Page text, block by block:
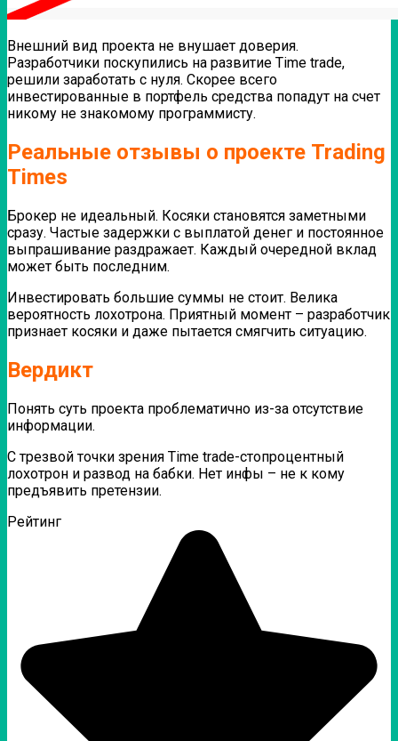
Внешний вид проекта не внушает доверия.
Разработчики поскупились на развитие Time trade,
решили заработать с нуля. Скорее всего
инвестированные в портфель средства попадут на счет
никому не знакомому программисту.
Реальные отзывы о проекте Trading
Times
Брокер не идеальный. Косяки становятся заметными
сразу. Частые задержки с выплатой денег и постоянное
выпрашивание раздражает. Каждый очередной вклад
может быть последним.
Инвестировать большие суммы не стоит. Велика
вероятность лохотрона. Приятный момент – разработчик
признает косяки и даже пытается смягчить ситуацию.
Вердикт
Понять суть проекта проблематично из-за отсутствие
информации.
С трезвой точки зрения Time trade-стопроцентный
лохотрон и развод на бабки. Нет инфы – не к кому
предъявить претензии.
Рейтинг